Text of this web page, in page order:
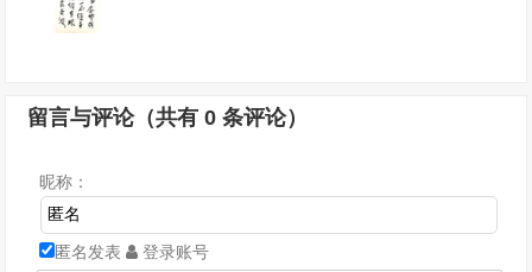
留言与评论（共有0 条评论）
昵称：
匿名发表 登录账号